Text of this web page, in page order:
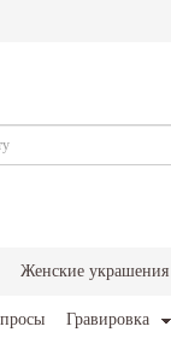
Женские украшения
Гравировка